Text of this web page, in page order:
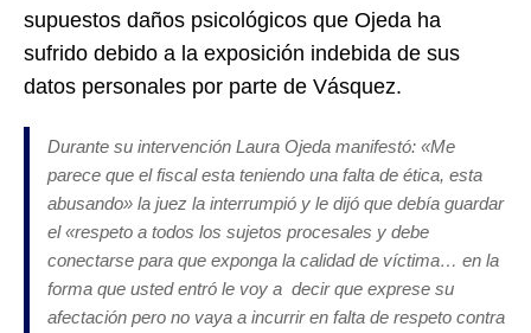
supuestos daños psicológicos que Ojeda ha
sufrido debido a la exposición indebida de sus
datos personales por parte de Vásquez.
Durante su intervención Laura Ojeda manifestó: «Me
parece que el fiscal esta teniendo una falta de ética, esta
abusando» la juez la interrumpió y le dijó que debía guardar
el «respeto a todos los sujetos procesales y debe
conectarse para que exponga la calidad de víctima… en la
forma que usted entró le voy a decir que exprese su
afectación pero no vaya a incurrir en falta de respeto contra